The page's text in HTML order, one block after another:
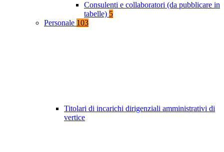
Consulenti e collaboratori (da pubblicare in
tabelle) 5
Personale 103
Titolari di incarichi dirigenziali amministrativi di
vertice